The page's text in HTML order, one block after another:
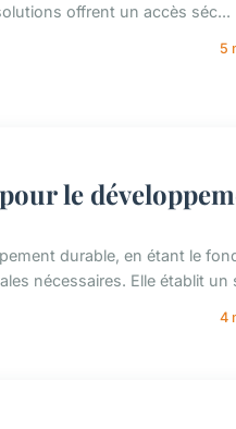
offrent un accès séc...
5
le
durable, en étant le
nécessaires. Elle établit un
4